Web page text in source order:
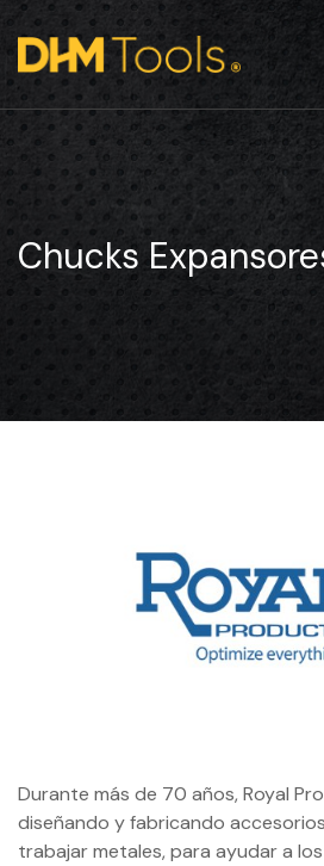
Chucks
Durante más de 70 años, Royal
diseñando y fabricando
trabajar metales, para ayudar a